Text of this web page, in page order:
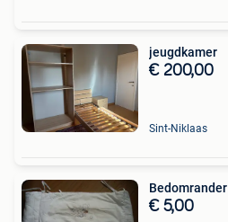
jeugdkamer
€ 200,00
Sint-Niklaas
Bedomrander
€ 5,00